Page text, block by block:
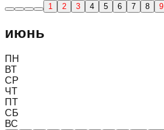
1 2 3 4 5 6 7 8 9
июнь
ПН
ВТ
СР
ЧТ
ПТ
СБ
ВС